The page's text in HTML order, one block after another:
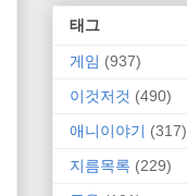
태그
게임 (937)
이것저것 (490)
애니이야기 (317)
지름목록 (229)